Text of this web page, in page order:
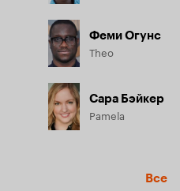
Феми Огунс
Theo
Сара Бэйкер
Pamela
Все